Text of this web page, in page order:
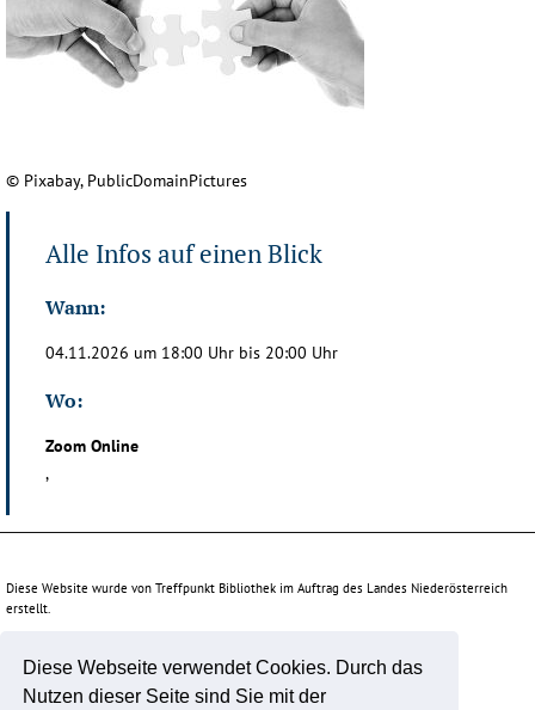
Diese Webseite verwendet Cookies. Durch das
Nutzen dieser Seite sind Sie mit der
© Pixabay, PublicDomainPictures
Alle Infos auf einen Blick
Wann:
04.11.2026 um 18:00 Uhr bis 20:00 Uhr
Wo:
Zoom Online
,
Diese Website wurde von Treffpunkt Bibliothek im Auftrag des Landes Niederösterreich
erstellt.
Unterstützt durch: